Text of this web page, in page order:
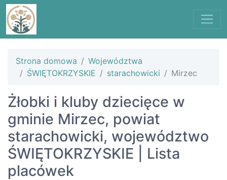
Strona domowa
Województwa
ŚWIĘTOKRZYSKIE
starachowicki Mirzec
Żłobki i kluby dziecięce w
gminie Mirzec, powiat
starachowicki, województwo
ŚWIĘTOKRZYSKIE | Lista
placówek